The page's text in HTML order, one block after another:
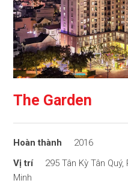
The Garden
2016
295 Tân Kỳ Tân
Minh